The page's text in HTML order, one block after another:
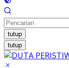
tutup
tutup